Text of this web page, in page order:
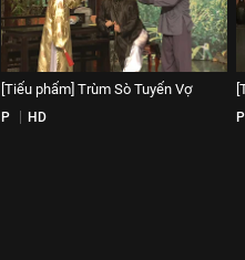
[Tiểu phẩm] Trùm Sò Tuyển Vợ
P HD P